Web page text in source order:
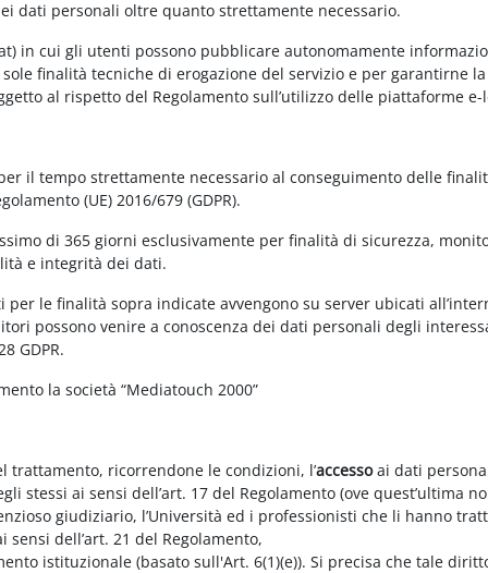
dati personali oltre quanto strettamente necessario.
in cui gli utenti possono pubblicare autonomamente
finalità tecniche di erogazione del servizio e per garantirne
al rispetto del Regolamento sull’utilizzo delle piattaforme e-
il tempo strettamente necessario al conseguimento delle
(UE) 2016/679 (GDPR).
di 365 giorni esclusivamente per finalità di sicurezza,
e integrità dei dati.
le finalità sopra indicate avvengono su server ubicati
possono venire a conoscenza dei dati personali degli
GDPR.
la società “Mediatouch 2000”
trattamento, ricorrendone le condizioni, l’accessoai dati
stessi ai sensi dell’art. 17 del Regolamento (ove quest’ultima
giudiziario, l’Università ed i professionisti che li hanno
dell’art. 21 del Regolamento,
istituzionale (basato sull'Art. 6(1)(e)). Si precisa che tale